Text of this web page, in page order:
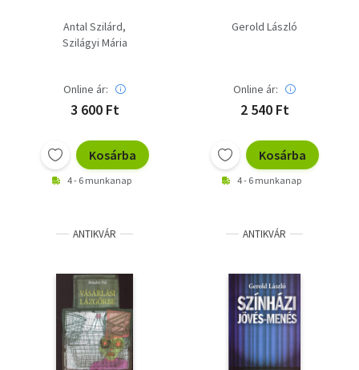
Antal Szilárd
Szilágyi Mária
Online ár:
3 600 Ft
Kosárba
4 - 6 munkanap
Gerold László
Online ár:
2 540 Ft
Kosárba
4 - 6 munkanap
ANTIKVÁR ANTIKVÁR